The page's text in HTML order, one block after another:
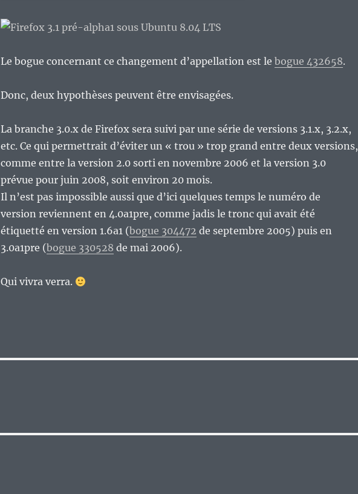
Le bogue concernant ce changement d’appellation est le bogue 432658.
Donc, deux hypothèses peuvent être envisagées.
La branche 3.0.x de Firefox sera suivi par une série de versions 3.1.x, 3.2.x,
etc. Ce qui permettrait d’éviter un « trou » trop grand entre deux versions,
comme entre la version 2.0 sorti en novembre 2006 et la version 3.0
prévue pour juin 2008, soit environ 20 mois.
Il n’est pas impossible aussi que d’ici quelques temps le numéro de
version reviennent en 4.0a1pre, comme jadis le tronc qui avait été
étiquetté en version 1.6a1 (bogue 304472 de septembre 2005) puis en
3.0a1pre (bogue 330528 de mai 2006).
Qui vivra verra.